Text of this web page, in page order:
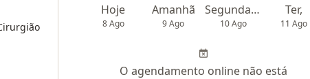
Hoje
8 Ago
Amanhã
9 Ago
Segunda-feira
10 Ago
Ter,
11 Ago
O agendamento online não está